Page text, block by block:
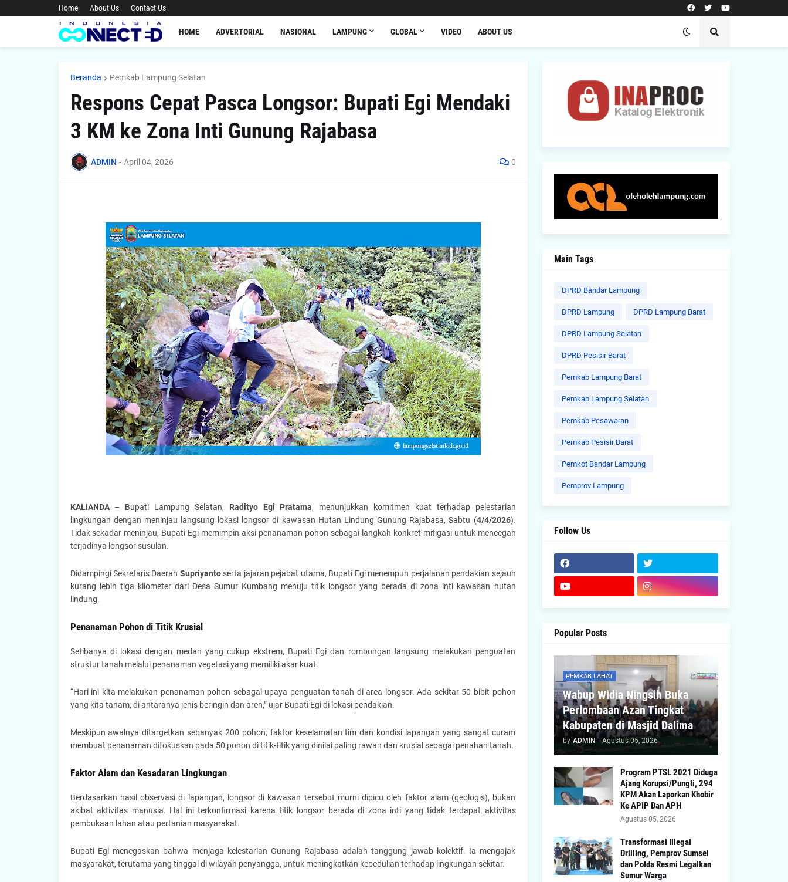
Home About Us Contact Us
HOME ADVERTORIAL NASIONAL LAMPUNG GLOBAL VIDEO ABOUT US
Beranda Pemkab Lampung Selatan
Respons Cepat Pasca Longsor: Bupati Egi Mendaki
3 KM ke Zona Inti Gunung Rajabasa
ADMIN - April 04, 2026 0
KALIANDA– Bupati Lampung Selatan, Radityo Egi Pratama, menunjukkan komitmen kuat terhadap pelestarian
lingkungan dengan meninjau langsung lokasi longsor di kawasan Hutan Lindung Gunung Rajabasa, Sabtu (4/4/2026).
Tidak sekadar meninjau, Bupati Egi memimpin aksi penanaman pohon sebagai langkah konkret mitigasi untuk mencegah
terjadinya longsor susulan.
Didampingi Sekretaris Daerah Supriyantoserta jajaran pejabat utama, Bupati Egi menempuh perjalanan pendakian sejauh
kurang lebih tiga kilometer dari Desa Sumur Kumbang menuju titik longsor yang berada di zona inti kawasan hutan
lindung.
Penanaman Pohon di Titik Krusial
Setibanya di lokasi dengan medan yang cukup ekstrem, Bupati Egi dan rombongan langsung melakukan penguatan
struktur tanah melalui penanaman vegetasi yang memiliki akar kuat.
“Hari ini kita melakukan penanaman pohon sebagai upaya penguatan tanah di area longsor. Ada sekitar 50 bibit pohon
yang kita tanam, di antaranya jenis beringin dan aren,” ujar Bupati Egi di lokasi pendakian.
Meskipun awalnya ditargetkan sebanyak 200 pohon, faktor keselamatan tim dan kondisi lapangan yang sangat curam
membuat penanaman difokuskan pada 50 pohon di titik-titik yang dinilai paling rawan dan krusial sebagai penahan tanah.
Faktor Alam dan Kesadaran Lingkungan
Berdasarkan hasil observasi di lapangan, longsor di kawasan tersebut murni dipicu oleh faktor alam (geologis), bukan
akibat aktivitas manusia. Hal ini terkonfirmasi karena titik longsor berada di zona inti yang tidak terdapat aktivitas
pembukaan lahan atau pertanian masyarakat.
Bupati Egi menegaskan bahwa menjaga kelestarian Gunung Rajabasa adalah tanggung jawab kolektif. Ia mengajak
masyarakat, terutama yang tinggal di wilayah penyangga, untuk meningkatkan kepedulian terhadap lingkungan sekitar.
Main Tags
DPRD Bandar Lampung
DPRD Lampung DPRD Lampung Barat
DPRD Lampung Selatan
DPRD Pesisir Barat
Pemkab Lampung Barat
Pemkab Lampung Selatan
Pemkab Pesawaran
Pemkab Pesisir Barat
Pemkot Bandar Lampung
Pemprov Lampung
Follow Us
Popular Posts
PEMKAB LAHAT
Wabup Widia Ningsih Buka
Perlombaan Azan Tingkat
Kabupaten di Masjid Dalima
by ADMIN - Agustus 05, 2026
Program PTSL 2021 Diduga
Ajang Korupsi/Pungli, 294
KPM Akan Laporkan Khobir
Ke APIP Dan APH
Agustus 05, 2026
Transformasi Illegal
Drilling, Pemprov Sumsel
dan Polda Resmi Legalkan
Sumur Warga